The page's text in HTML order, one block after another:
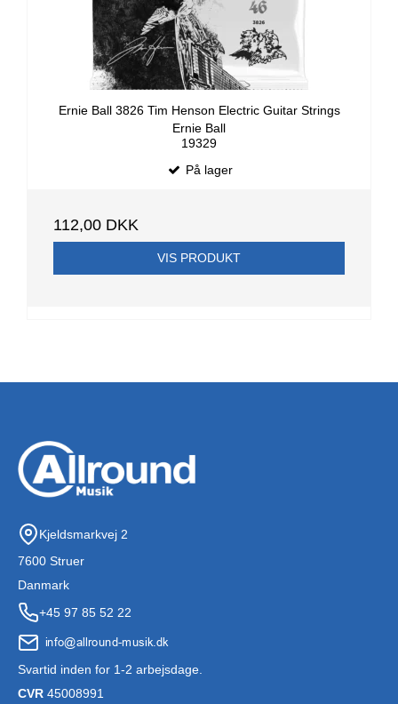
Ernie Ball 3826 Tim Henson Electric Guitar Strings
Ernie Ball
19329
På lager
112,00 DKK
VIS PRODUKT
Kjeldsmarkvej 2
7600 Struer
Danmark
+45 97 85 52 22
Svartid inden for 1-2 arbejsdage.
CVR 45008991